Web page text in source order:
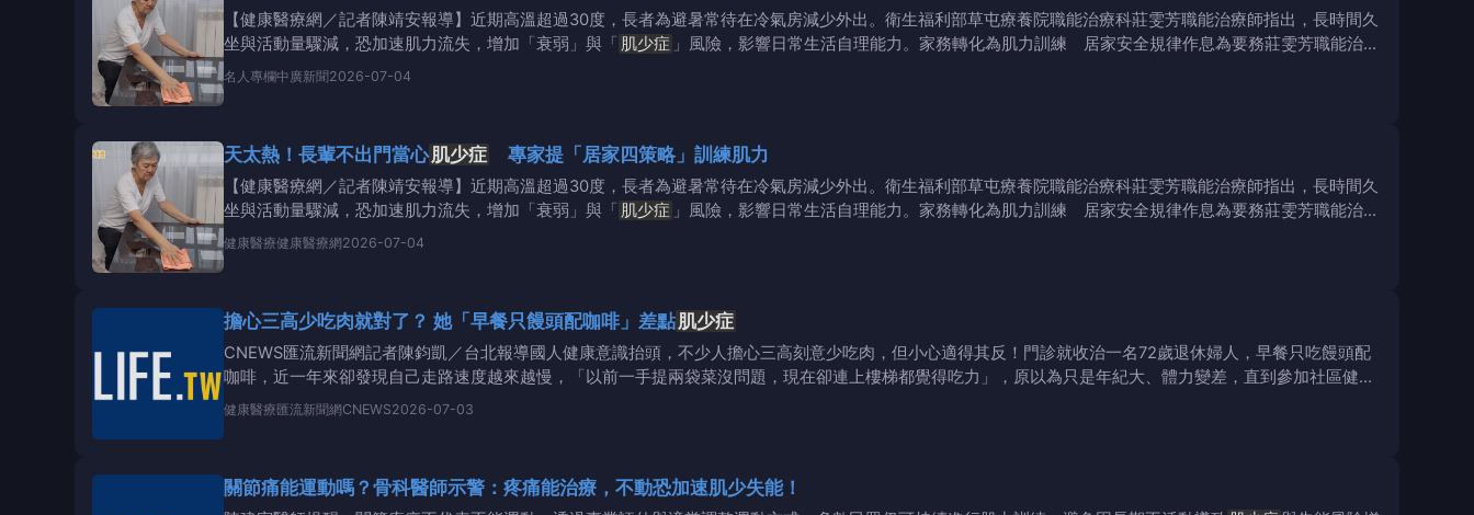
【健康醫療網／記者陳靖安報導】近期高溫超過30度，長者為避暑常待在冷氣房減少外出。衛生福利部草屯療養院職能治療科莊雯芳職能治療師指出，長時間久
坐與活動量驟減，恐加速肌力流失，增加「衰弱」與「 肌少症 」風險，影響日常生活自理能力。家務轉化為肌力訓練 居家安全規律作息為要務莊雯芳職能治療
師表示：「不出
名人專欄中廣新聞 2026-07-04
天太熱！長輩不出門當心肌少症 專家提「居家四策略」訓練肌力
【健康醫療網／記者陳靖安報導】近期高溫超過30度，長者為避暑常待在冷氣房減少外出。衛生福利部草屯療養院職能治療科莊雯芳職能治療師指出，長時間久
坐與活動量驟減，恐加速肌力流失，增加「衰弱」與「 肌少症 」風險，影響日常生活自理能力。家務轉化為肌力訓練 居家安全規律作息為要務莊雯芳職能治療
師表示：「
健康醫療健康醫療網2026-07-04
擔心三高少吃肉就對了？ 她「早餐只饅頭配咖啡」差點肌少症
CNEWS匯流新聞網記者陳鈞凱／台北報導國人健康意識抬頭，不少人擔心三高刻意少吃肉，但小心適得其反！門診就收治一名72歲退休婦人，早餐只吃饅頭配
咖啡，近一年來卻發現自己走路速度越來越慢，「以前一手提兩袋菜沒問題，現在卻連上樓梯都覺得吃力」，原以為只是年紀大、體力變差，直到參加社區健康
篩檢，透過小
健康醫療匯流新聞網CNEWS2026-07-03
關節痛能運動嗎？骨科醫師示警：疼痛能治療，不動恐加速肌少失能！